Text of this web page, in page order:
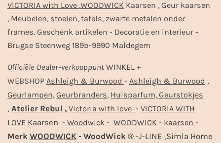
VICTORIA with Love ,WOODWICK Kaarsen , Geur kaarsen
, Meubelen, stoelen, tafels, zwarte metalen onder
frames. Geschenk artikelen - Decoratie en interieur -
Brugse Steenweg 189b-9990 Maldegem
Officiële Dealer-verkooppunt WINKEL +
WEBSHOP Ashleigh & Burwood - Ashleigh & Burwood ,
Geurlampen, Geurbranders, Huisparfum, Geurstokjes
, Atelier Rebul , Victoria with love - VICTORIA WITH
LOVE Kaarsen - Woodwick - WOODWICK - kaarsen -
Merk WOODWICK - WoodWick ® -J-LINE ,Simla Home